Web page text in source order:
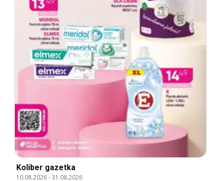
Koliber gazetka
10.08.2026-31.08.2026